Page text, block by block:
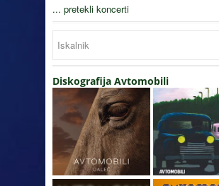
... pretekli koncerti
Diskografija Avtomobili